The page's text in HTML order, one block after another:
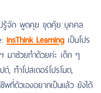
ปรู้จัก พูดคุย ขุดคุ้ย บุคคล
insThink Learning เป็นโปร
มาช่วยทำด้วยค่ะ เด็ก ๆ
​, ทำโปสเตอร์โปรโมต,
ที่ตัวเองอยากเป็นแล้ว ยังได้